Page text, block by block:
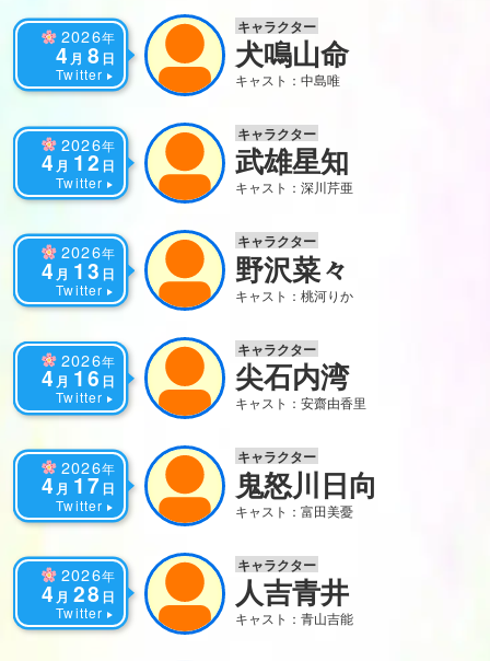
2026年
4 月 8 日
Twitter
キャラクター
犬鳴山命
キャスト：中島唯
2026年
4 月 12 日
Twitter
キャラクター
武雄星知
キャスト：深川芹亜
2026年
4月 13 日
Twitter
キャラクター
野沢菜々
キャスト：桃河りか
2026年
4 月 16 日
Twitter
キャラクター
尖石内湾
キャスト：安齋由香里
2026年
4 月 17 日
Twitter
キャラクター
鬼怒川日向
キャスト：富田美憂
2026年
4 月 28 日
Twitter
キャラクター
人吉青井
キャスト：青山吉能